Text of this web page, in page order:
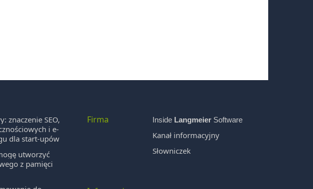
znaczenie SEO,
i e-
dla start-upów
utworzyć
z pamięci
Firma Inside LangmeierSoftware
Kanał informacyjny
Słowniczek